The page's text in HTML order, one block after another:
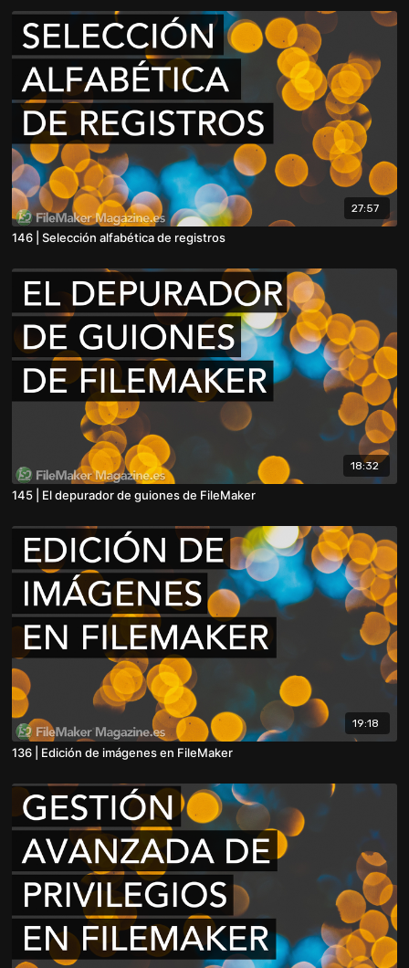
27:57
146 | Selección alfabética de registros
18:32
145 | El depurador de guiones de FileMaker
19:18
136 | Edición de imágenes en FileMaker